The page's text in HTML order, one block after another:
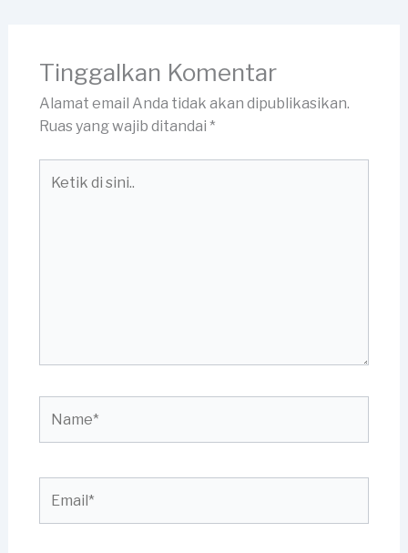
Tinggalkan Komentar
Alamat email Anda tidak akan dipublikasikan.
Ruas yang wajib ditandai *